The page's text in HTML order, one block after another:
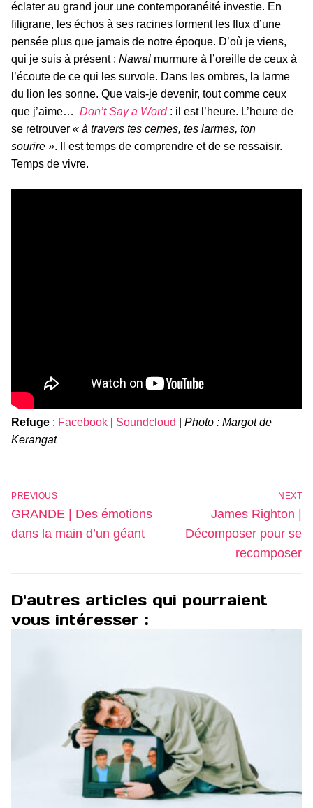
éclater au grand jour une contemporanéité investie. En
filigrane, les échos à ses racines forment les flux d’une
pensée plus que jamais de notre époque. D’où je viens,
qui je suis à présent : Nawal murmure à l’oreille de ceux à
l’écoute de ce qui les survole. Dans les ombres, la larme
du lion les sonne. Que vais-je devenir, tout comme ceux
que j’aime… Don’t Say a Word: il est l’heure. L’heure de
se retrouver « à travers tes cernes, tes larmes, ton
sourire ». Il est temps de comprendre et de se ressaisir.
Temps de vivre.
Refuge : Facebook Soundcloud
Photo : Margot de
Kerangat
Navigation
de
l’article
PREVIOUS
Previous
post:
GRANDE | Des émotions
dans la main d’un géant
NEXT
Next
post:
James Righton |
Décomposer pour se
recomposer
D'autres articles qui pourraient
vous intéresser :